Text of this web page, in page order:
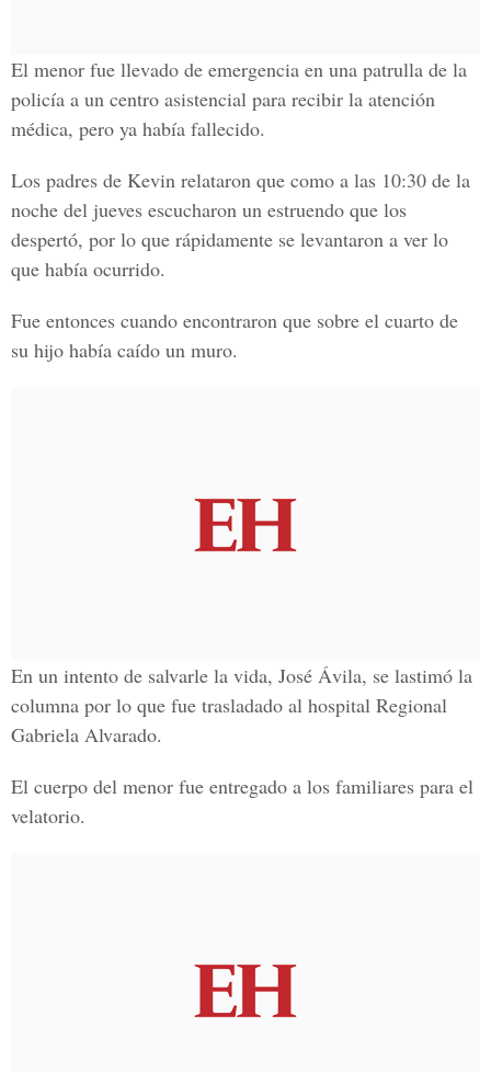
El menor fue llevado de emergencia en una patrulla de la
policía a un centro asistencial para recibir la atención
médica, pero ya había fallecido.
Los padres de Kevin relataron que como a las 10:30 de la
noche del jueves escucharon un estruendo que los
despertó, por lo que rápidamente se levantaron a ver lo
que había ocurrido.
Fue entonces cuando encontraron que sobre el cuarto de
su hijo había caído un muro.
En un intento de salvarle la vida, José Ávila, se lastimó la
columna por lo que fue trasladado al hospital Regional
Gabriela Alvarado.
El cuerpo del menor fue entregado a los familiares para el
velatorio.